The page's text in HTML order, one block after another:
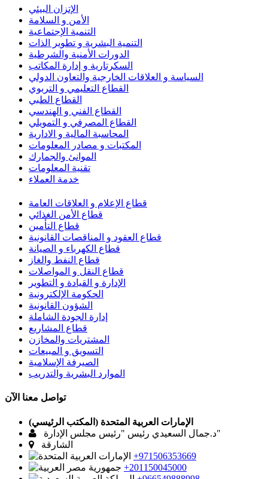
الإتزان البيئي
الأمن و السلامة
التنمية الإجتماعية
التنمية البشرية و تطوير الذات
الدورات الأمنية والشرطية
السكرتارية و إدارة المكاتب
السياسة و العلاقات الخارجية والتعاون الدولي
القطاع التعليمي و التربوي
القطاع الطبي
القطاع الفني و الهندسي
القطاع المصرفي و التمويلي
المحاسبة المالية و الادارية
المكتبات و مصادر المعلومات
الموانئ والجمارك
تقنية المعلومات
خدمة العملاء
قطاع الإعلام و العلاقات العامة
قطاع الأمن الغذائي
قطاع التأمين
قطاع العقود و المناقصات القانونية
قطاع الكهرباء و الصيانة
قطاع النفط والغاز
قطاع النقل و المواصلات
الإدارة و القيادة و التطوير
الحكومة الإلكترونية
الشؤون القانونية
إدارة الجودة الشاملة
قطاع المشاريع
المشتريات والمخازن
التسويق و المبيعات
الصيرفة الإسلامية
الموارد البشرية والتدريب
تواصل معنا الآن
الإمارات العربية المتحدة (المكتب الرئيسي)
د.جمال السعيدي رئيس "رئيس مجلس الإدارة"
الشارقة
+971506353669
+201150045000